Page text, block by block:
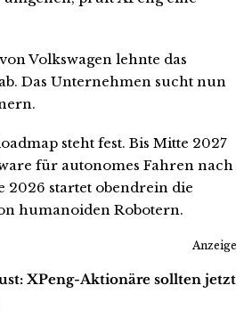
Volkswagen lehnte das
Das Unternehmen sucht nun
steht fest. Bis Mitte 2027
für autonomes Fahren nach
2026 startet obendrein die
humanoiden Robotern.
Anzeige
XPeng-Aktionäre sollten jetzt